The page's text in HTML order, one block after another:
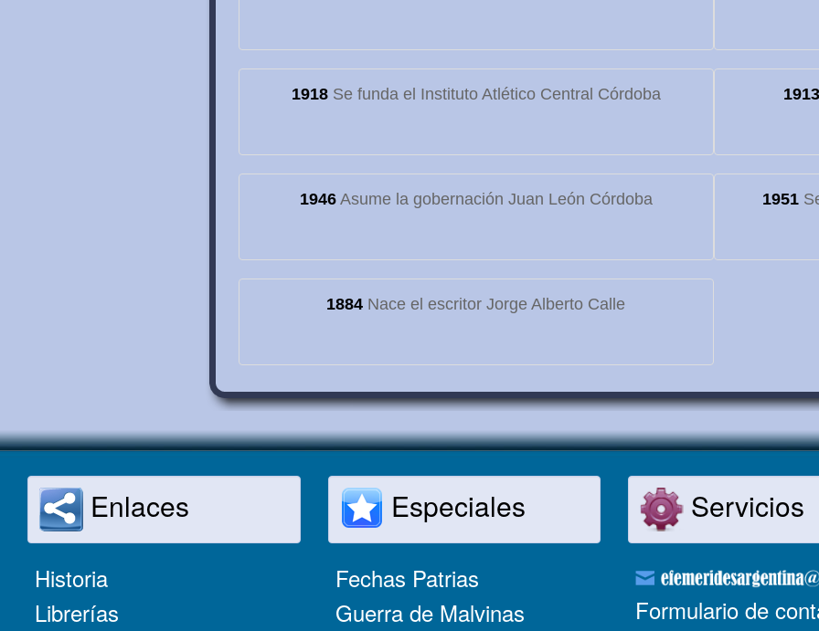
1918Se funda el Instituto Atlético Central Córdoba 1913
1946Asume la gobernación Juan León Córdoba 1951
1884 Nace el escritor Jorge Alberto Calle
Enlaces
Historia
Librerías
Especiales
Fechas Patrias
Guerra de Malvinas
Servicios
Formulario de